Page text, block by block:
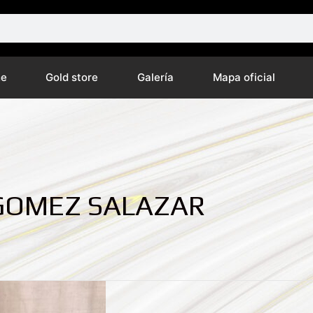
Gold store Galería Mapa oficial
SALAZAR